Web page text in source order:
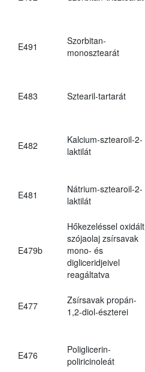
E491
Szorbitan-
monosztearát
E483 Sztearil-tartarát
E482
Kalcium-sztearoil-2-
laktilát
E481
Nátrium-sztearoil-2-
laktilát
E479b
Hőkezeléssel oxidált
szójaolaj zsírsavak
mono- és
digliceridjeivel
reagáltatva
E477
Zsírsavak propán-
1,2-diol-észterei
E476
Poliglicerin-
poliricinoleát